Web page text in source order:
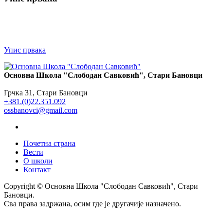
Упис првака
Основна Школа "Слободан Савковић", Стари Бановци
Грчка 31, Стари Бановци
+381.(0)22.351.092
ossbanovci@gmail.com
Почетна страна
Вести
О школи
Контакт
Copyright © Основна Школа "Слободан Савковић", Стари
Бановци.
Сва права задржана, осим где је другачије назначено.